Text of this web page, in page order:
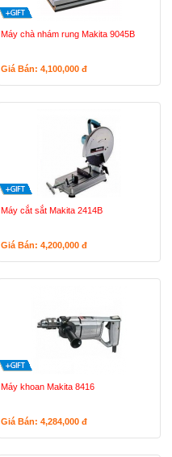
Máy chà nhám rung Makita 9045B
Giá Bán: 4,100,000 đ
Máy cắt sắt Makita 2414B
Giá Bán: 4,200,000 đ
Máy khoan Makita 8416
Giá Bán: 4,284,000 đ